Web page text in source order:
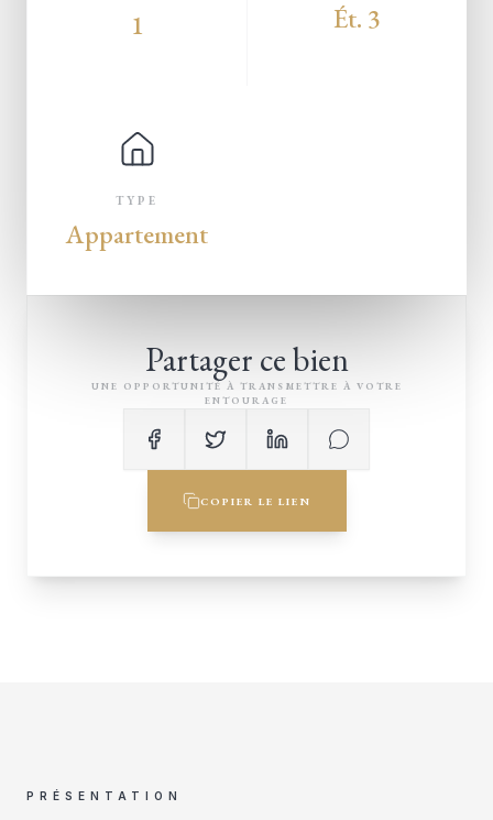
1 Ét. 3
TYPE
Appartement
Partager ce bien
UNE OPPORTUNITÉ À TRANSMETTRE À VOTRE
ENTOURAGE
COPIER LE LIEN
PRÉSENTATION